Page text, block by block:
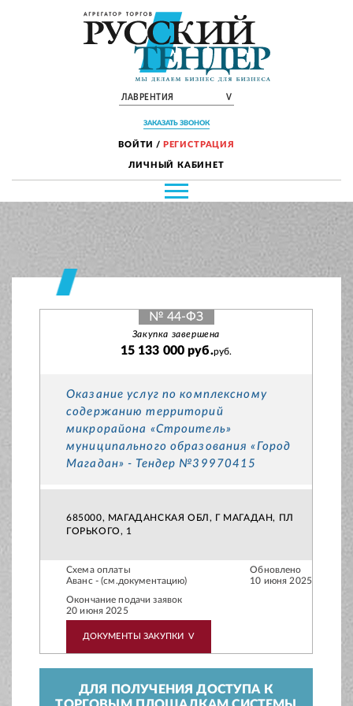
ЛАВРЕНТИЯ V
ЗАКАЗАТЬ ЗВОНОК
ВОЙТИ / РЕГИСТРАЦИЯ
ЛИЧНЫЙ КАБИНЕТ
№ 44-ФЗ
Закупка завершена
15 133 000 руб.руб.
Оказание услуг по комплексному
содержанию территорий
микрорайона «Строитель»
муниципального образования «Город
Магадан» - Тендер №39970415
685000, МАГАДАНСКАЯ ОБЛ, Г МАГАДАН, ПЛ
ГОРЬКОГО, 1
Схема оплаты
Аванс - (см.документацию)
Обновлено
10 июня 2025
Окончание подачи заявок
20 июня 2025
ДОКУМЕНТЫ ЗАКУПКИ V
ДЛЯ ПОЛУЧЕНИЯ ДОСТУПА К